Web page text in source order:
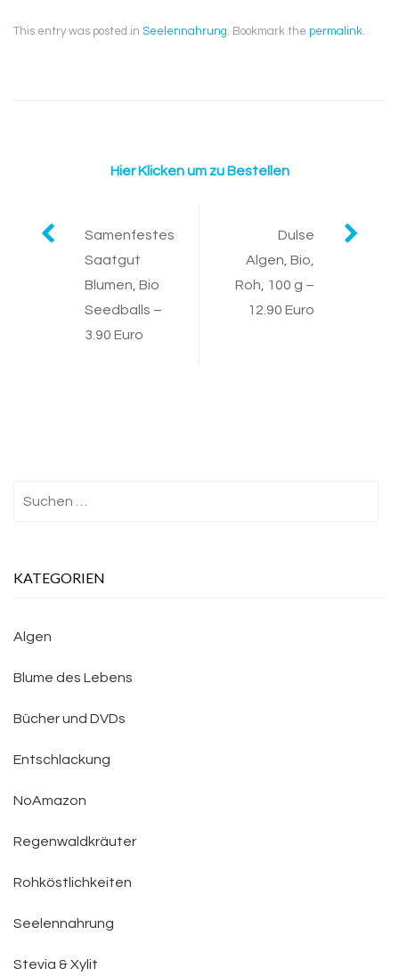
This entry was posted in Seelennahrung . Bookmark the permalink
Hier Klicken um zu Bestellen
Post
navigation
Samenfestes
Saatgut
Blumen, Bio
Seedballs –
3.90 Euro
Dulse
Algen, Bio,
Roh, 100 g –
12.90 Euro
KATEGORIEN
Algen
Blume des Lebens
Bücher und DVDs
Entschlackung
NoAmazon
Regenwaldkräuter
Rohköstlichkeiten
Seelennahrung
Stevia & Xylit